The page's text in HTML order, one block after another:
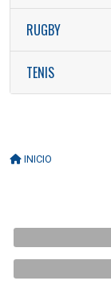
RUGBY
TENIS
INICIO